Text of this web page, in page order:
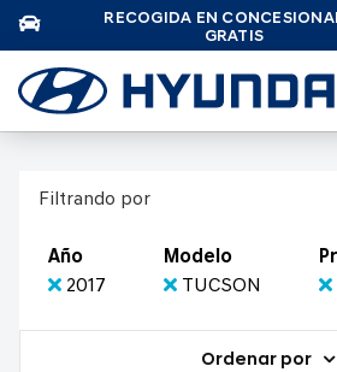
RECOGIDA EN
GRATIS
Filtrando por
Año
2017
Modelo
TUCSON
Ordenar por